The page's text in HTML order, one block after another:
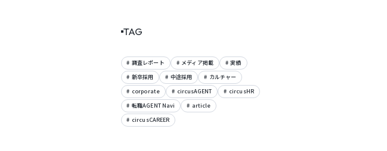
TAG
調査レポート メディア掲載
実績
新卒採用
中途採用
カルチャー
corporate
circusAGENT
circusHR
転職AGENT Navi
article
circusCAREER